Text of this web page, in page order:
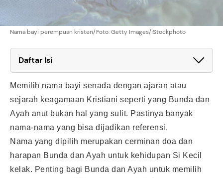
Nama bayi perempuan kristen/Foto: Getty Images/iStockphoto
Daftar Isi
Memilih nama bayi senada dengan ajaran atau
sejarah keagamaan Kristiani seperti yang Bunda dan
Ayah anut bukan hal yang sulit. Pastinya banyak
nama-nama yang bisa dijadikan referensi.
Nama yang dipilih merupakan cerminan doa dan
harapan Bunda dan Ayah untuk kehidupan Si Kecil
kelak. Penting bagi Bunda dan Ayah untuk memilih